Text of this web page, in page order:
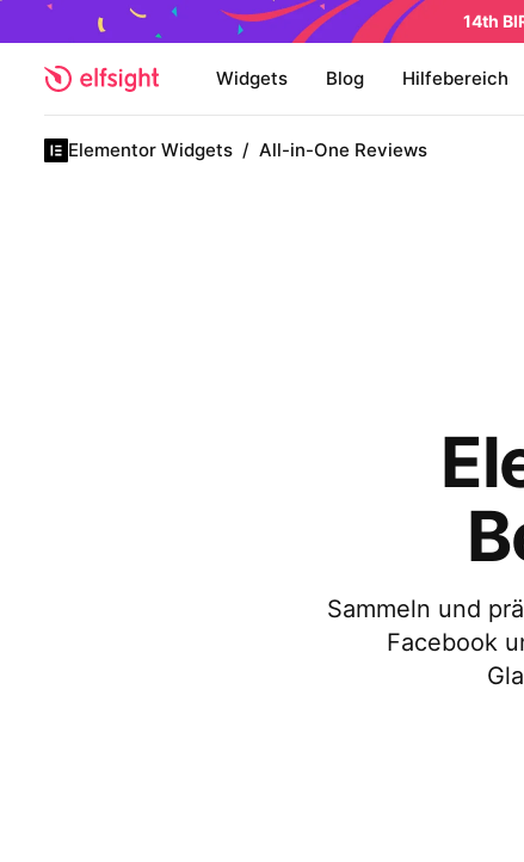
14th
Widgets Blog Hilfebereich
Elementor Widgets / All-in-One Reviews
Sammeln und
Facebook